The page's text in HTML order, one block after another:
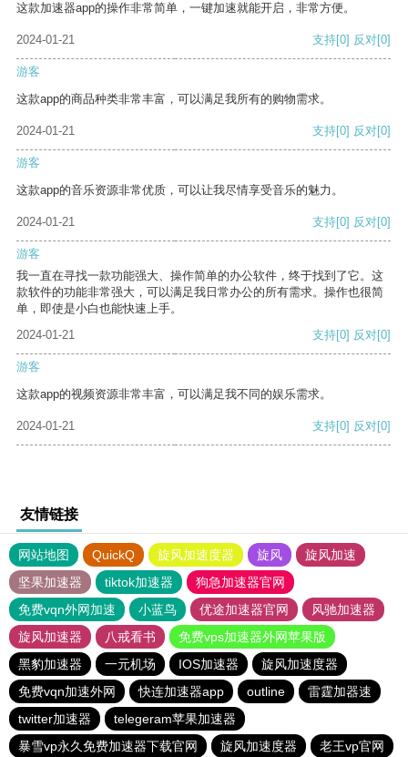
这款加速器app的操作非常简单，一键加速就能开启，非常方便。
2024-01-21 支持[0] 反对[0]
游客
这款app的商品种类非常丰富，可以满足我所有的购物需求。
2024-01-21 支持[0] 反对[0]
游客
这款app的音乐资源非常优质，可以让我尽情享受音乐的魅力。
2024-01-21 支持[0] 反对[0]
游客
我一直在寻找一款功能强大、操作简单的办公软件，终于找到了它。这
款软件的功能非常强大，可以满足我日常办公的所有需求。操作也很简
单，即使是小白也能快速上手。
2024-01-21
支持[0] 反对[0]
游客
这款app的视频资源非常丰富，可以满足我不同的娱乐需求。
2024-01-21 支持[0] 反对[0]
友情链接
网站地图 QuickQ 旋风加速度器 旋风
旋风加速
坚果加速器
tiktok加速器
狗急加速器官网
免费vqn外网加速
小蓝鸟 优途加速器官网
风驰加速器
旋风加速器
八戒看书
免费vps加速器外网苹果版
黑豹加速器
一元机场 IOS加速器
旋风加速度器
免费vqn加速外网
快连加速器app outline
雷霆加器速
twitter加速器
telegeram苹果加速器
暴雪vp永久免费加速器下载官网
旋风加速度器 老王vp官网